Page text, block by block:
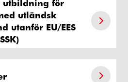
utbildning för
utländsk
utanför EU/EES